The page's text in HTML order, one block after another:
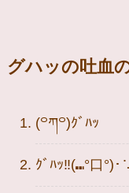
グハッの吐血
(꒪ཀ꒪)ｸﾞﾊｯ
ｸﾞﾊｯ‼(⑉°口°)･